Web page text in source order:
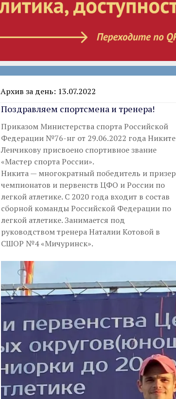
Архив за день: 13.07.2022
Поздравляем спортсмена и тренера!
Приказом Министерства спорта Российской
Федерации №76-нг от 29.06.2022 года Никите
Ленчикову присвоено спортивное звание
«Мастер спорта России».
Никита — многократный победитель и призер
чемпионатов и первенств ЦФО и России по
легкой атлетике. С 2020 года входит в состав
сборной команды Российской Федерации по
легкой атлетике. Занимается под
руководством тренера Наталии Котовой в
СШОР №4 «Мичуринск».